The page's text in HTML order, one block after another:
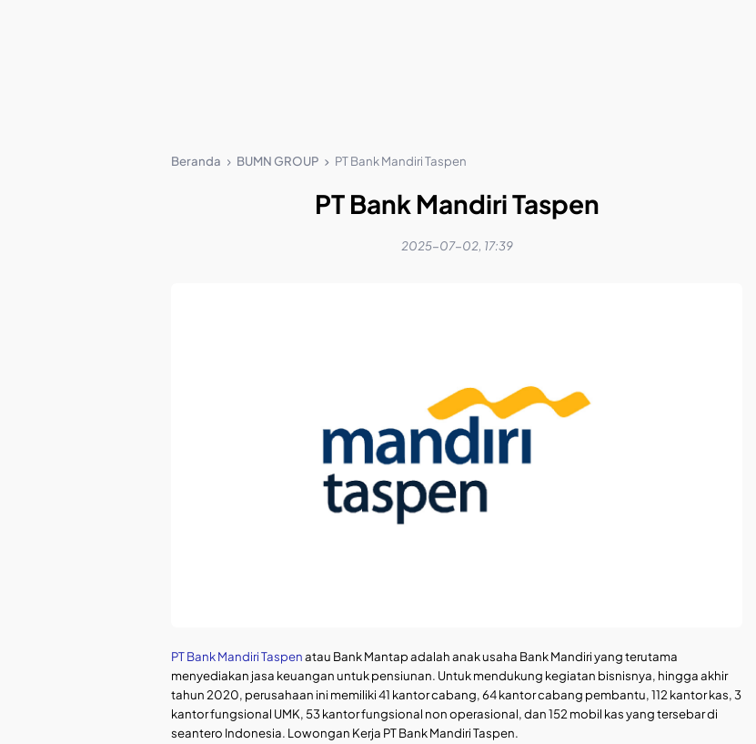
Beranda BUMN GROUP PT Bank Mandiri Taspen
PT Bank Mandiri Taspen
2025-07-02, 17:39
PT Bank Mandiri Taspenatau Bank Mantap adalah anak usaha Bank Mandiri yang terutama
menyediakan jasa keuangan untuk pensiunan. Untuk mendukung kegiatan bisnisnya, hingga akhir
tahun 2020, perusahaan ini memiliki 41 kantor cabang, 64 kantor cabang pembantu, 112 kantor kas, 3
kantor fungsional UMK, 53 kantor fungsional non operasional, dan 152 mobil kas yang tersebar di
seantero Indonesia. Lowongan Kerja PT Bank Mandiri Taspen.